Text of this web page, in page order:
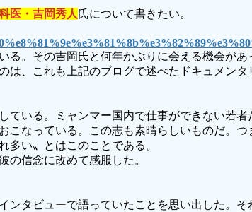
医・吉岡秀人氏について書きたい。
。その吉岡氏と何年かぶりに会える機会が
、これも上記のブログで述べたドキュメン
いる。ミャンマー国内で仕事ができない若
なっている。この志も素晴らしいものだ。
多い〟とはこのことである。
の信念に改めて感服した。
ンタビューで語っていたことを思い出した。そ